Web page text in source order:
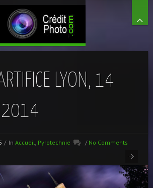
LYON, 14
2014
/ In Accueil Pyrotechnie / No Comments